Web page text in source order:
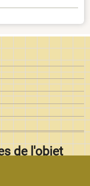
de l'objet